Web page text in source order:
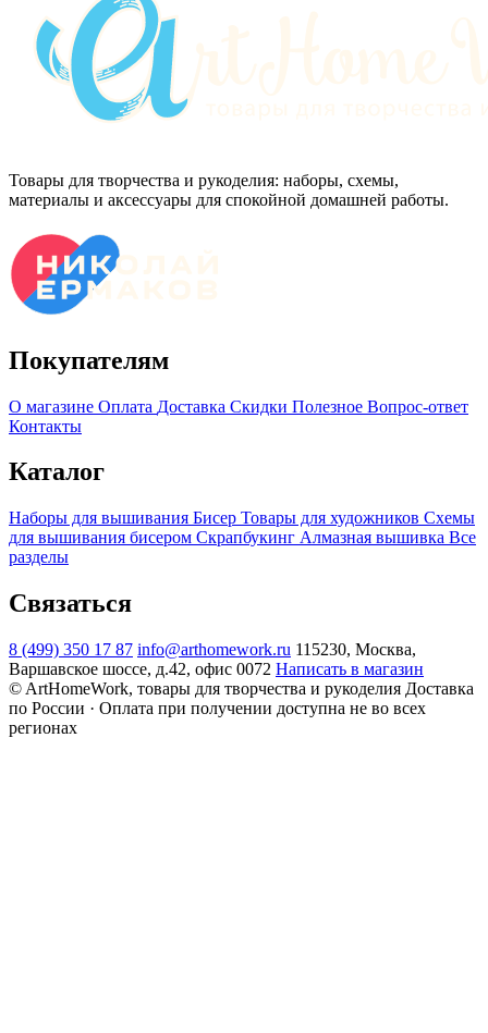
Товары для творчества и рукоделия: наборы, схемы,
материалы и аксессуары для спокойной домашней работы.
Покупателям
О магазине Оплата Доставка Скидки Полезное Вопрос-ответ
Контакты
Каталог
Наборы для вышивания Бисер Товары для художников Схемы
для вышивания бисером Скрапбукинг Алмазная вышивка Все
разделы
Связаться
8 (499) 350 17 87 info@arthomework.ru 115230, Москва,
Варшавское шоссе, д.42, офис 0072 Написать в магазин
© ArtHomeWork, товары для творчества и рукоделия Доставка
по России · Оплата при получении доступна не во всех
регионах